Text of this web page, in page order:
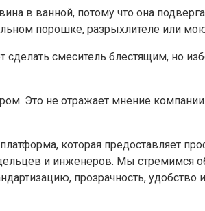
в ванной, потому что она
порошке, разрыхлителе или
сделать смеситель блестящим, но
Это не отражает мнение
которая предоставляет
и инженеров. Мы стремимся
прозрачность, удобство